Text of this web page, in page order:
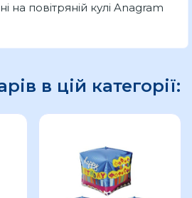
на повітряній кулі Anagram
в цій категорії: